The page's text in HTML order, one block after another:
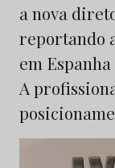
a nova
reportando
em
A